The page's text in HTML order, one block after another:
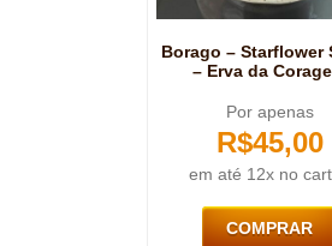
Borago – Starflower
– Erva da
Por apenas
R$45,00
em até 12x no
COMPRAR